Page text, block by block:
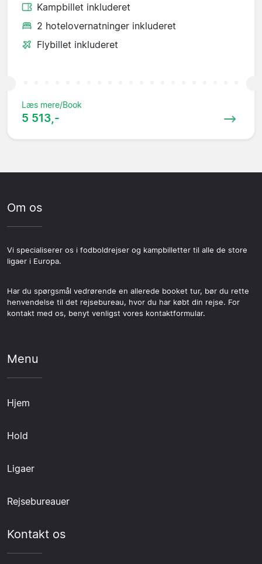
Kampbillet inkluderet
2 hotelovernatninger inkluderet
Flybillet inkluderet
Læs mere/Book
5 513,-
Om os
Vi specialiserer os i fodboldrejser og kampbilletter til alle de store
ligaer i Europa.
Har du spørgsmål vedrørende en allerede booket tur, bør du rette
henvendelse til det rejsebureau, hvor du har købt din rejse. For
kontakt med os, benyt venligst vores kontaktformular.
Menu
Hjem
Hold
Ligaer
Rejsebureauer
Kontakt os